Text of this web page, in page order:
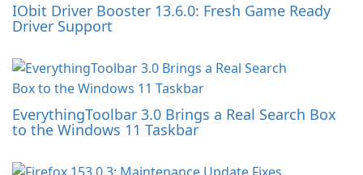
IObit Driver Booster 13.6.0: Fresh Game Ready
Driver Support
EverythingToolbar 3.0 Brings a Real Search Box
to the Windows 11 Taskbar